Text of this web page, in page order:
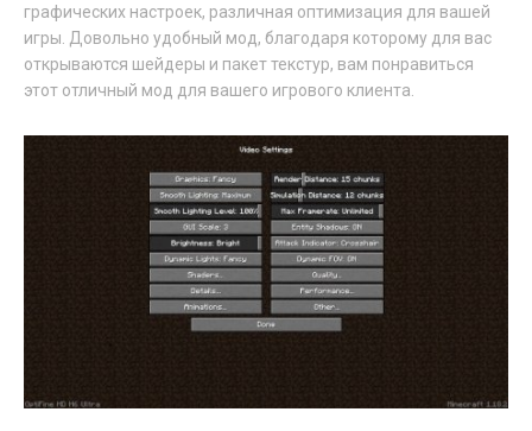
графических настроек, различная оптимизация для вашей
игры. Довольно удобный мод, благодаря которому для вас
открываются шейдеры и пакет текстур, вам понравиться
этот отличный мод для вашего игрового клиента.